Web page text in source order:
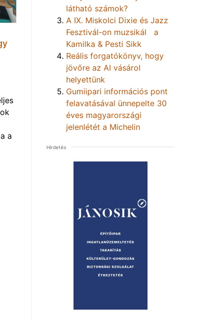
a
látható számok?
A IX. Miskolci Dixie és Jazz
Fesztivál-on muzsikál a
Kamilka & Pesti Sikk
Reális forgatókönyv, hogy
jövőre az AI vásárol
helyettünk
Gumiipari információs pont
felavatásával ünnepelte 30
éves magyarországi
jelenlétét a Michelin
Hirdetés